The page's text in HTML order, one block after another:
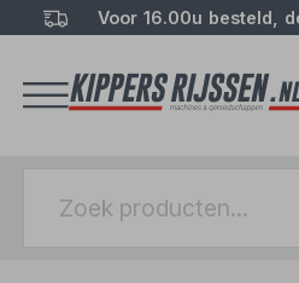
Voor 16.00u besteld,